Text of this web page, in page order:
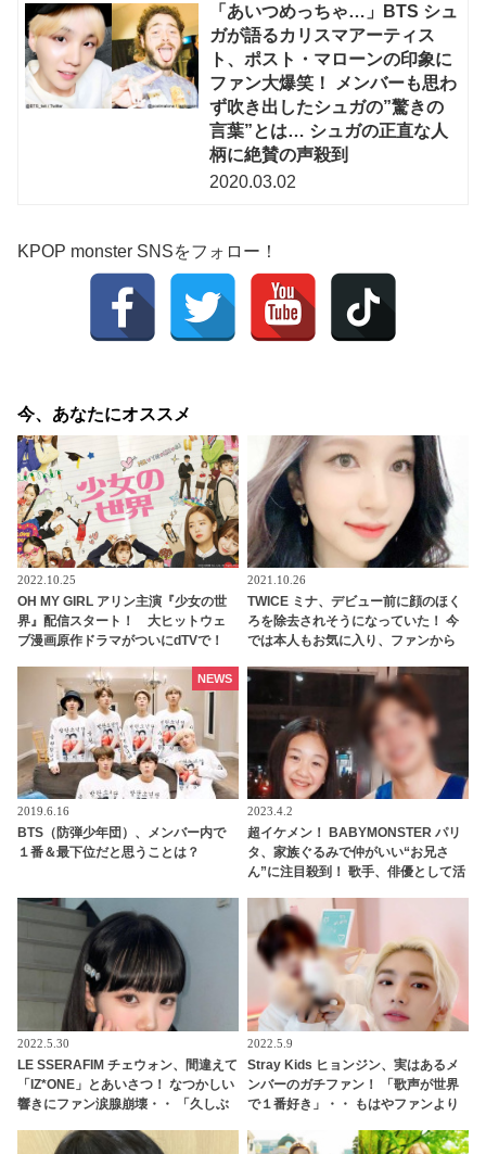
「あいつめっちゃ…」BTS シュ
ガが語るカリスマアーティス
ト、ポスト・マローンの印象に
ファン大爆笑！ メンバーも思わ
ず吹き出したシュガの”驚きの
言葉”とは… シュガの正直な人
柄に絶賛の声殺到
2020.03.02
KPOP monster SNSをフォロー！
今、あなたにオススメ
2022.10.25
OH MY GIRL アリン主演『少女の世
界』配信スタート！ 大ヒットウェ
ブ漫画原作ドラマがついにdTVで！
ドラマを見逃すな
2021.10.26
TWICE ミナ、デビュー前に顔のほく
ろを除去されそうになっていた！ 今
では本人もお気に入り、ファンから
2019.6.16
BTS（防弾少年団）、メンバー内で
１番＆最下位だと思うことは？
NEWS
2023.4.2
超イケメン！ BABYMONSTER パリ
タ、家族ぐるみで仲がいい“お兄さ
ん”に注目殺到！ 歌手、俳優として活
2022.5.30
LE SSERAFIM チェウォン、間違えて
「IZ*ONE」とあいさつ！ なつかしい
響きにファン涙腺崩壊・・ 「久しぶ
2022.5.9
Stray Kids ヒョンジン、実はあるメ
ンバーのガチファン！ 「歌声が世界
で１番好き」・・ もはやファンより
ていることが明らかに